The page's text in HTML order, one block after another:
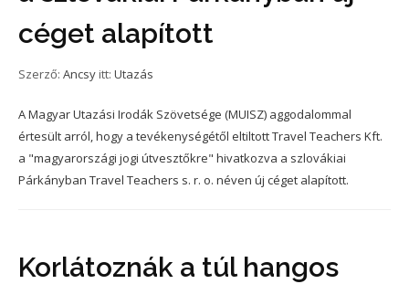
céget alapított
Szerző: Ancsy itt: Utazás
A Magyar Utazási Irodák Szövetsége (MUISZ) aggodalommal
értesült arról, hogy a tevékenységétől eltiltott Travel Teachers Kft.
a "magyarországi jogi útvesztőkre" hivatkozva a szlovákiai
Párkányban Travel Teachers s. r. o. néven új céget alapított.
Korlátoznák a túl hangos